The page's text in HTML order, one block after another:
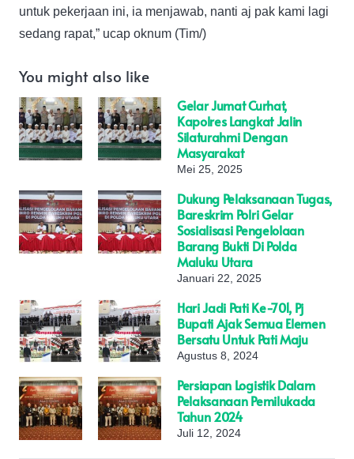
untuk pekerjaan ini, ia menjawab, nanti aj pak kami lagi
sedang rapat,” ucap oknum (Tim/)
You might also like
Gelar Jumat Curhat,
Kapolres Langkat Jalin
Silaturahmi Dengan
Masyarakat
Mei 25, 2025
Dukung Pelaksanaan Tugas,
Bareskrim Polri Gelar
Sosialisasi Pengelolaan
Barang Bukti Di Polda
Maluku Utara
Januari 22, 2025
Hari Jadi Pati Ke-701, Pj
Bupati Ajak Semua Elemen
Bersatu Untuk Pati Maju
Agustus 8, 2024
Persiapan Logistik Dalam
Pelaksanaan Pemilukada
Tahun 2024
Juli 12, 2024